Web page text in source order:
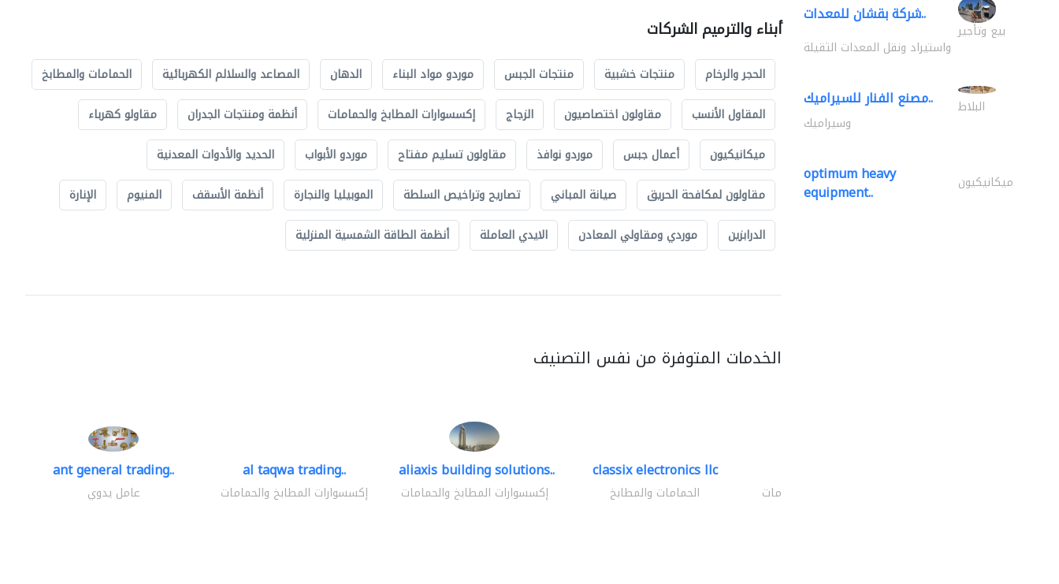
أبناء والترميم الشركات
الحجر والرخام منتجات خشبية منتجات الجبس موردو مواد البناء الدهان المصاعد والسلالم الكهربائية
الحمامات والمطابخ
المقاول الأنسب
مقاولون اختصاصيون الزجاج إكسسوارات المطابخ والحمامات أنظمة ومنتجات الجدران
مقاولو كهرباء
ميكانيكيون
أعمال جبس موردو نوافذ مقاولون تسليم مفتاح موردو الأبواب
الحديد والأدوات المعدنية
مقاولون لمكافحة الحريق
صيانة المباني تصاريح وتراخيص السلطة الموبيليا والنجارة أنظمة الأسقف المنيوم
الإنارة
الدرابزين
موردي ومقاولي المعادن الايدي العاملة أنظمة الطاقة الشمسية المنزلية
الخدمات المتوفرة من نفس التصنيف
ant general trading..
عامل يدوي
al taqwa trading..
إكسسوارات المطابخ والحمامات
aliaxis building solutions..
إكسسوارات المطابخ والحمامات
classix electronics llc
الحمامات والمطابخ إكسسوارات المطابخ والحمامات
شركة بقشان للمعدات..
بيع وتأجير
واستيراد ونقل المعدات الثقيلة
مصنع الفنار للسيراميك.. البلاط
وسيراميك
optimum heavy
equipment.. ميكانيكيون